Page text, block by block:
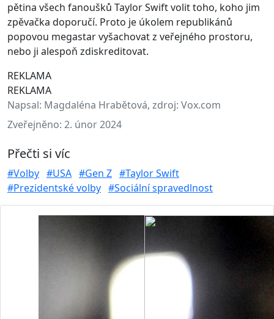
pětina všech fanoušků Taylor Swift volit toho, koho jim
zpěvačka doporučí. Proto je úkolem republikánů
popovou megastar vyšachovat z veřejného prostoru,
nebo ji alespoň zdiskreditovat.
REKLAMA
REKLAMA
Napsal: Magdaléna Hrabětová, zdroj: Vox.com
Zveřejněno: 2. únor 2024
Přečti si víc
#Volby #USA #Gen Z #Taylor Swift
#Prezidentské volby #Sociální spravedlnost